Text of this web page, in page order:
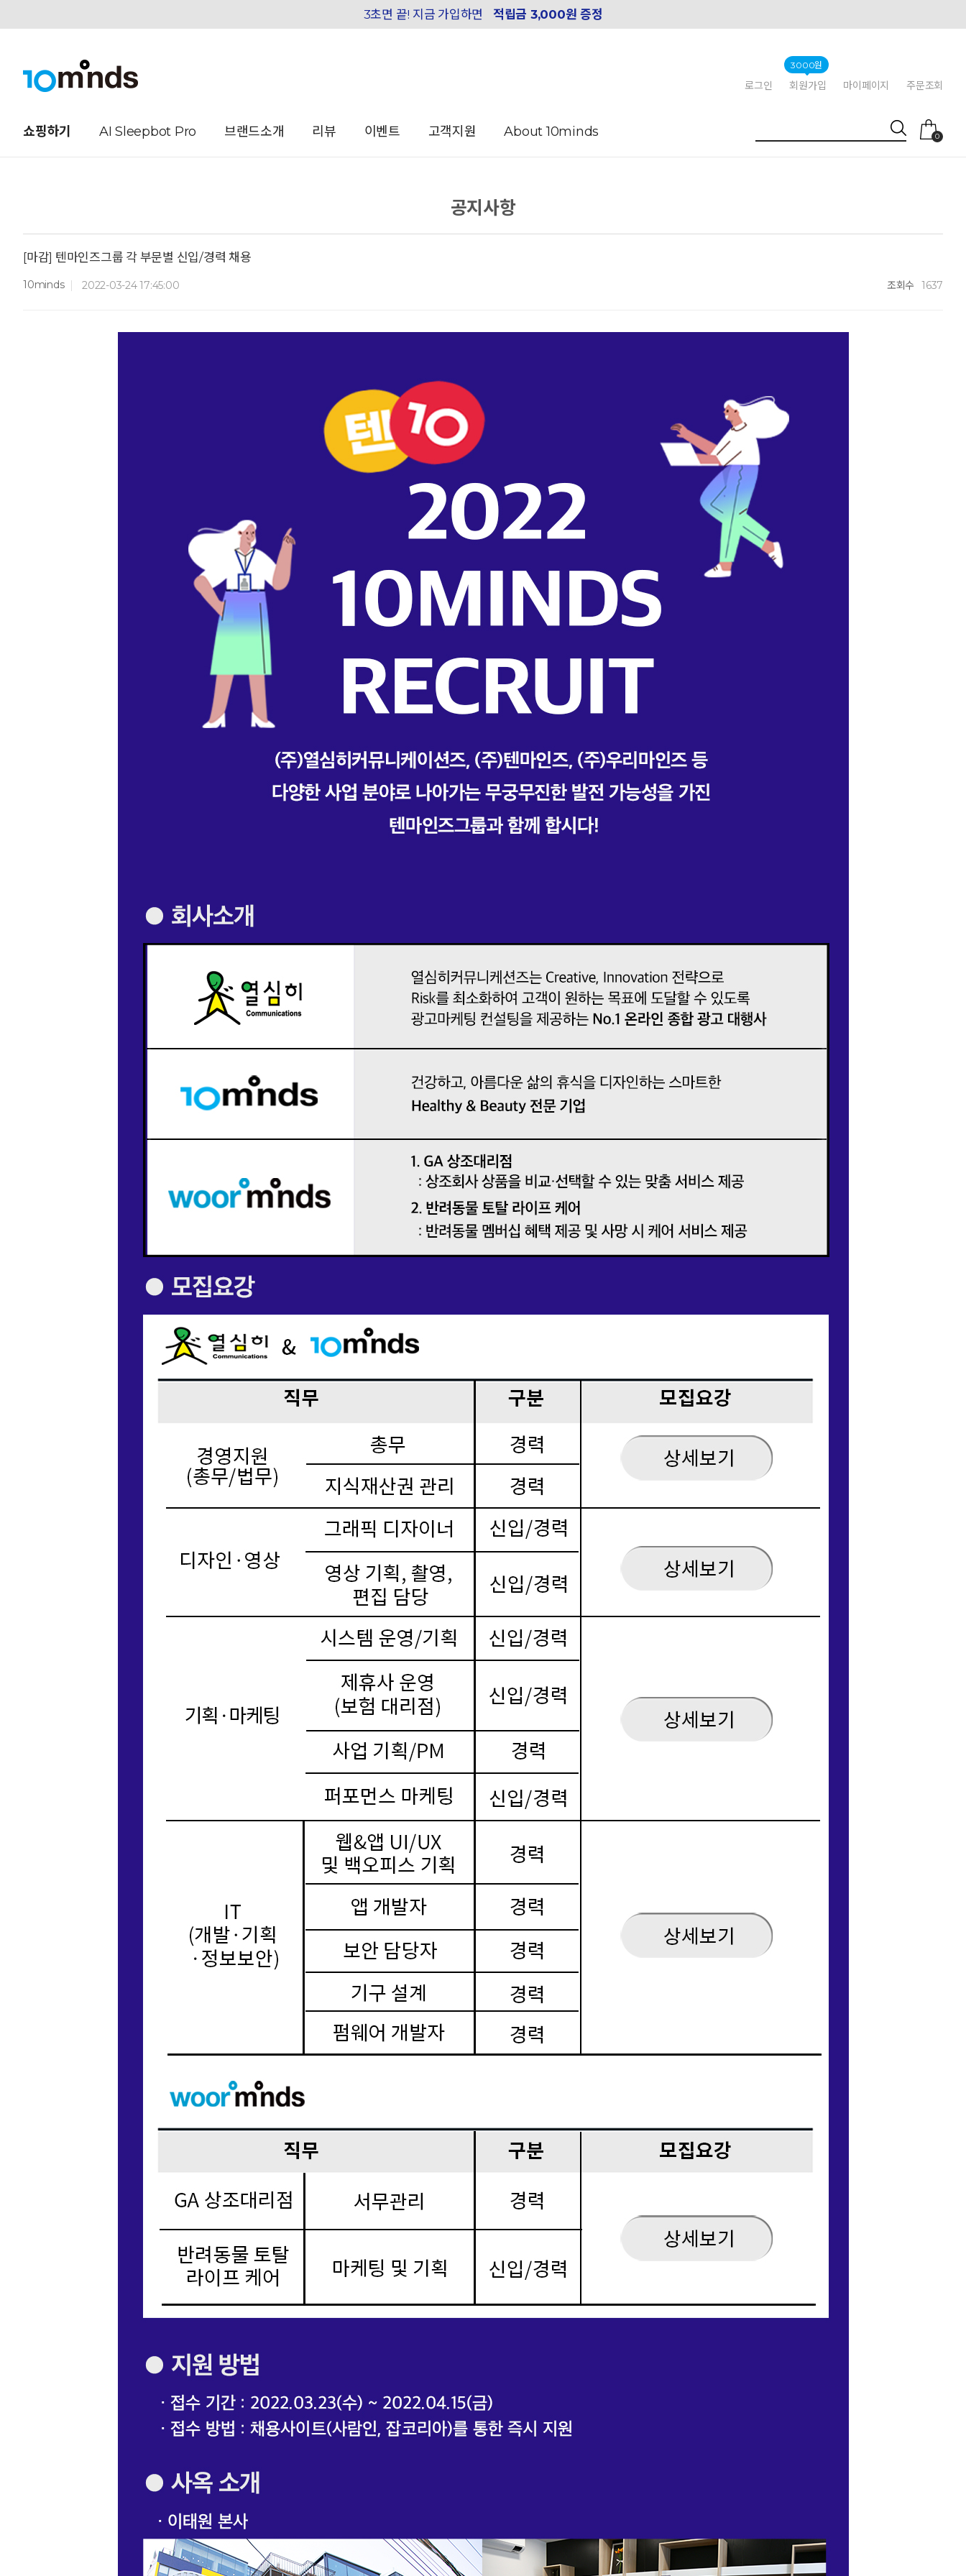
3초면 끝! 지금 가입하면 적립금 3,000원 증정
로그인 회원가입
3000원
마이페이지 주문조회
쇼핑하기 AI Sleepbot Pro 브랜드소개 리뷰 이벤트 고객지원 About 10minds 0
공지사항
[마감] 텐마인즈그룹 각 부문별 신입/경력 채용
10minds 2022-03-24 17:45:00 조회수 1637